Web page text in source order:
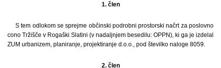
1. člen
S tem odlokom se sprejme občinski podrobni prostorski načrt za poslovno
cono Tržišče v Rogaški Slatini (v nadaljnjem besedilu: OPPN), ki ga je izdelal
ZUM urbanizem, planiranje, projektiranje d.o.o., pod številko naloge 8059.
2. člen